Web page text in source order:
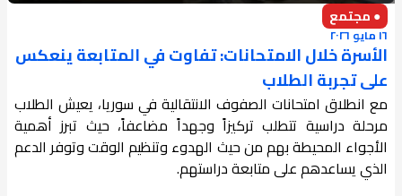
● مجتمع
١٦ مايو ٢٠٢٦
الأسرة خلال الامتحانات: تفاوت في المتابعة ينعكس
على تجربة الطلاب
مع انطلاق امتحانات الصفوف الانتقالية في سوريا، يعيش الطلاب
مرحلة دراسية تتطلب تركيزاً وجهداً مضاعفاً، حيث تبرز أهمية
الأجواء المحيطة بهم من حيث الهدوء وتنظيم الوقت وتوفر الدعم
الذي يساعدهم على متابعة دراستهم.